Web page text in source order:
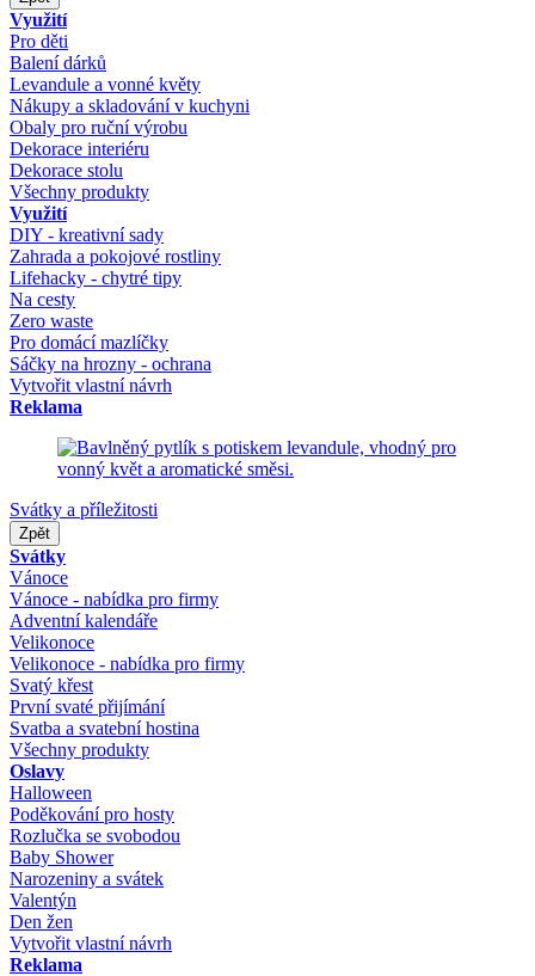
Využití
Pro děti
Balení dárků
Levandule a vonné květy
Nákupy a skladování v kuchyni
Obaly pro ruční výrobu
Dekorace interiéru
Dekorace stolu
Všechny produkty
Využití
DIY - kreativní sady
Zahrada a pokojové rostliny
Lifehacky - chytré tipy
Na cesty
Zero waste
Pro domácí mazlíčky
Sáčky na hrozny - ochrana
Vytvořit vlastní návrh
Reklama
Svátky a příležitosti
Zpět
Svátky
Vánoce
Vánoce - nabídka pro firmy
Adventní kalendáře
Velikonoce
Velikonoce - nabídka pro firmy
Svatý křest
První svaté přijímání
Svatba a svatební hostina
Všechny produkty
Oslavy
Halloween
Poděkování pro hosty
Rozlučka se svobodou
Baby Shower
Narozeniny a svátek
Valentýn
Den žen
Vytvořit vlastní návrh
Reklama